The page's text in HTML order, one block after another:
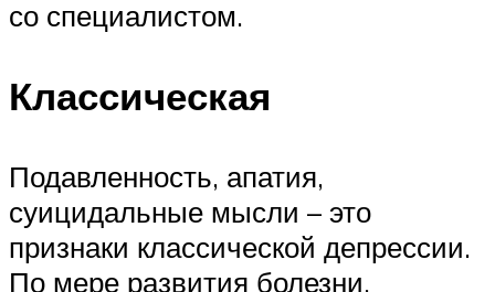
со специалистом.
Классическая
Подавленность, апатия,
суицидальные мысли – это
признаки классической депрессии.
По мере развития болезни,